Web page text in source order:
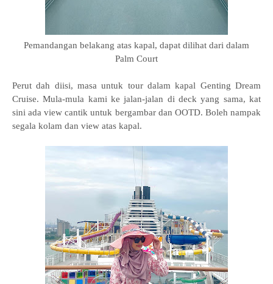
Pemandangan belakang atas kapal, dapat dilihat dari dalam
Palm Court
Perut dah diisi, masa untuk tour dalam kapal Genting Dream
Cruise. Mula-mula kami ke jalan-jalan di deck yang sama, kat
sini ada view cantik untuk bergambar dan OOTD. Boleh nampak
segala kolam dan view atas kapal.